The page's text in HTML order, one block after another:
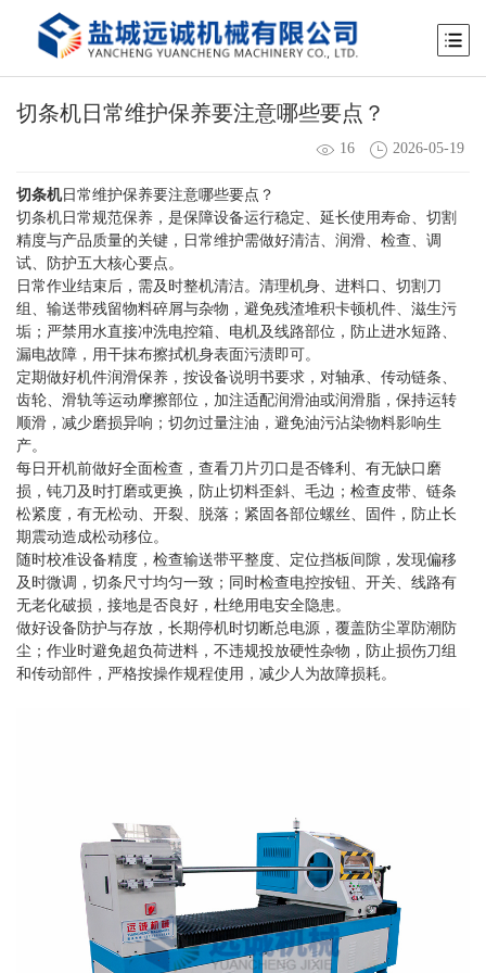
切条机日常维护保养要注意哪些要点？
16 2026-05-19
切条机日常维护保养要注意哪些要点？
切条机日常规范保养，是保障设备运行稳定、延长使用寿命、切割
精度与产品质量的关键，日常维护需做好清洁、润滑、检查、调
试、防护五大核心要点。
日常作业结束后，需及时整机清洁。清理机身、进料口、切割刀
组、输送带残留物料碎屑与杂物，避免残渣堆积卡顿机件、滋生污
垢；严禁用水直接冲洗电控箱、电机及线路部位，防止进水短路、
漏电故障，用干抹布擦拭机身表面污渍即可。
定期做好机件润滑保养，按设备说明书要求，对轴承、传动链条、
齿轮、滑轨等运动摩擦部位，加注适配润滑油或润滑脂，保持运转
顺滑，减少磨损异响；切勿过量注油，避免油污沾染物料影响生
产。
每日开机前做好全面检查，查看刀片刃口是否锋利、有无缺口磨
损，钝刀及时打磨或更换，防止切料歪斜、毛边；检查皮带、链条
松紧度，有无松动、开裂、脱落；紧固各部位螺丝、固件，防止长
期震动造成松动移位。
随时校准设备精度，检查输送带平整度、定位挡板间隙，发现偏移
及时微调，切条尺寸均匀一致；同时检查电控按钮、开关、线路有
无老化破损，接地是否良好，杜绝用电安全隐患。
做好设备防护与存放，长期停机时切断总电源，覆盖防尘罩防潮防
尘；作业时避免超负荷进料，不违规投放硬性杂物，防止损伤刀组
和传动部件，严格按操作规程使用，减少人为故障损耗。